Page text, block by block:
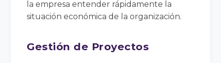
la empresa entender rápidamente la
situación económica de la organización.
Gestión de Proyectos